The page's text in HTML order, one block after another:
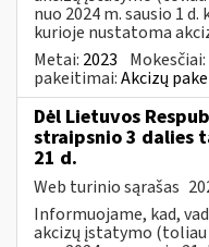
nuo 2024 m. sausio 1
kurioje nustatoma
Metai: 2023 Mokesčiai:
pakeitimai:Akcizų
Dėl Lietuvos
straipsnio 3 dalies
21 d.
Web turinio sąrašas
Informuojame, kad,
akcizų įstatymo (toliau